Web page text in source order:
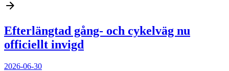
Efterlängtad gång- och cykelväg nu
officiellt invigd
2026-06-30